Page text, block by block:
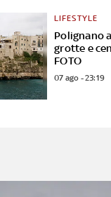
Polignano
grotte e
FOTO
LIFESTYLE
07 ago - 23:19